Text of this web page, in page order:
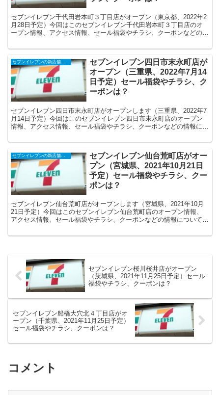
セブンイレブン千代田岩本町３丁目店がオープン（東京都、2022年2
月28日予定）今回はこのセブンイレブン千代田岩本町３丁目店のオ
ープン情報、アクセス情報、セール福袋やチラシ、クーポンなどの情
セブンイレブンの新店舗開店予定・オープンセール（福袋）、クーポンなど
セブンイレブン四日市末永町店が
オープン（三重県、2022年7月14
日予定）セール福袋やチラシ、ク
ーポンは？
セブンイレブン四日市末永町店がオープンします（三重県、2022年7
月14日予定）今回はこのセブンイレブン四日市末永町店のオープン
情報、アクセス情報、セール福袋やチラシ、クーポンなどの情報につ
セブンイレブン仙台荒町店がオー
プン（宮城県、2021年10月21日
予定）セール福袋やチラシ、クー
ポンは？
セブンイレブン仙台荒町店がオープンします（宮城県、2021年10月
21日予定）今回はこのセブンイレブン仙台荒町店のオープン情報、
アクセス情報、セール福袋やチラシ、クーポンなどの情報についてま
セブンイレブン桜川桜井店がオープン
（茨城県、2021年11月25日予定）セール
福袋やチラシ、クーポンは？
セブンイレブン船橋大穴北４丁目店がオ
ープン（千葉県、2021年11月25日予定）
セール福袋やチラシ、クーポンは？
コメント